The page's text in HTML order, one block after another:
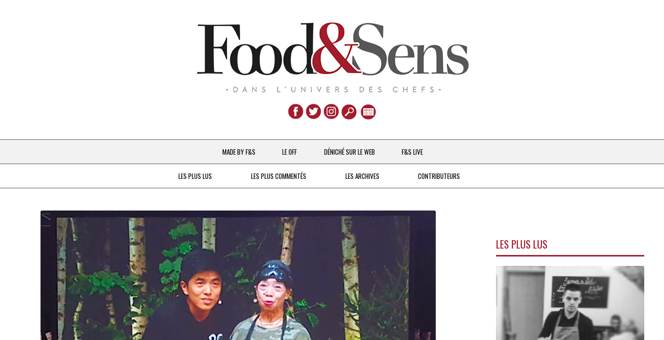
Aller
au
contenu
MADE BY F&S
CHEFS & ACTUALITÉS
DESTIN DE FEMME
V…DE VOYAGE
LE OFF DÉNICHÉ SUR LE WEB F&S LIVE
LES PLUS LUS LES PLUS COMMENTÉS LES ARCHIVES
DEPUIS 2016
CONTRIBUTEURS
LES PLUS LUS